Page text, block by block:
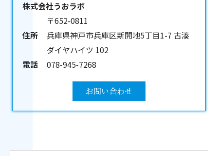
株式会社うおラボ
住所
〒652-0811
兵庫県神戸市兵庫区新開地5丁目1-7 古湊
ダイヤハイツ 102
電話
078-945-7268
お問い合わせ